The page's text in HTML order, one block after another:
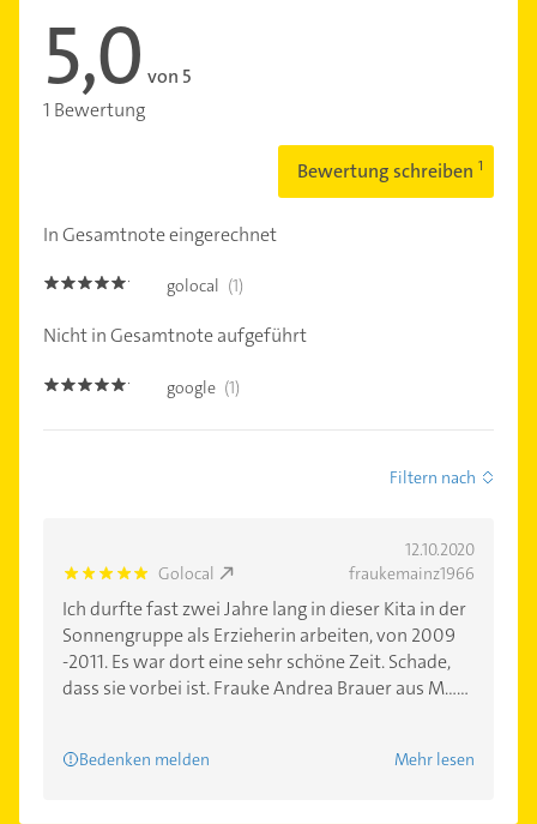
5,0 von 5
1 Bewertung
Bewertung schreiben
In Gesamtnote eingerechnet
5.0 golocal (1)
Nicht in Gesamtnote aufgeführt
5.0 google (1)
Filtern nach
12.10.2020
5.0 Golocal fraukemainz1966
Ich durfte fast zwei Jahre lang in dieser Kita in der
Sonnengruppe als Erzieherin arbeiten, von 2009
-2011. Es war dort eine sehr schöne Zeit. Schade,
dass sie vorbei ist. Frauke Andrea Brauer aus M......
Bedenken melden Mehr lesen